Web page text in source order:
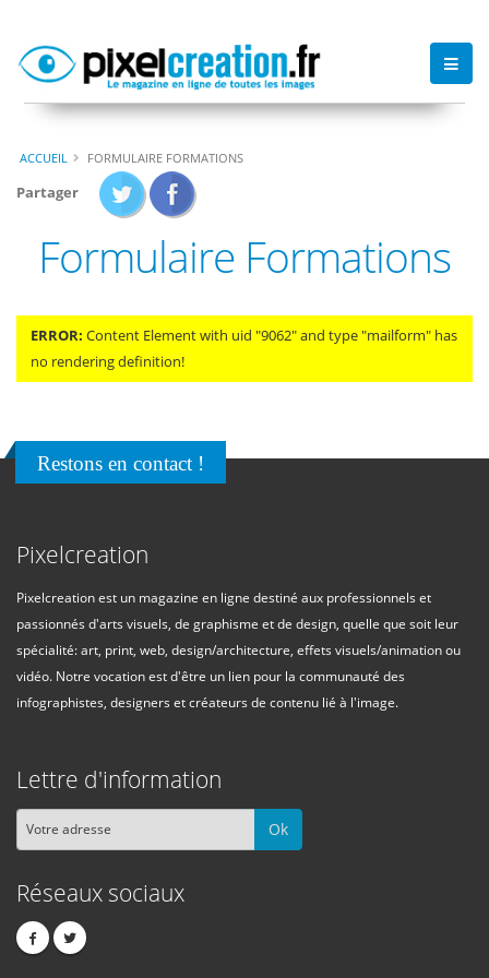
ACCUEIL FORMULAIRE FORMATIONS
Partager
Formulaire Formations
ERROR: Content Element with uid "9062" and type "mailform" has
no rendering definition!
Restons en contact !
Pixelcreation
Pixelcreation est un magazine en ligne destiné aux professionnels et
passionnés d'arts visuels, de graphisme et de design, quelle que soit leur
spécialité: art, print, web, design/architecture, effets visuels/animation ou
vidéo. Notre vocation est d'être un lien pour la communauté des
infographistes, designers et créateurs de contenu lié à l'image.
Lettre d'information
Ok
Réseaux sociaux